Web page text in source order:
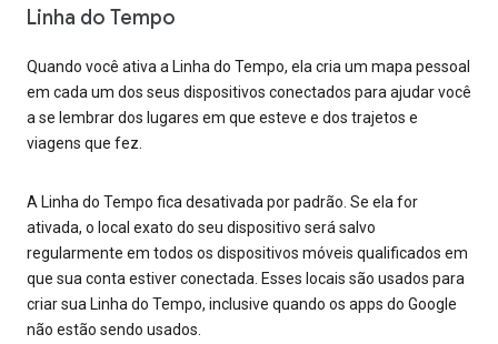
Linha do Tempo
Quando você ativa a Linha do Tempo, ela cria um mapa pessoal
em cada um dos seus dispositivos conectados para ajudar você
a se lembrar dos lugares em que esteve e dos trajetos e
viagens que fez.
A Linha do Tempo fica desativada por padrão. Se ela for
ativada, o local exato do seu dispositivo será salvo
regularmente em todos os dispositivos móveis qualificados em
que sua conta estiver conectada. Esses locais são usados para
criar sua Linha do Tempo, inclusive quando os apps do Google
não estão sendo usados.